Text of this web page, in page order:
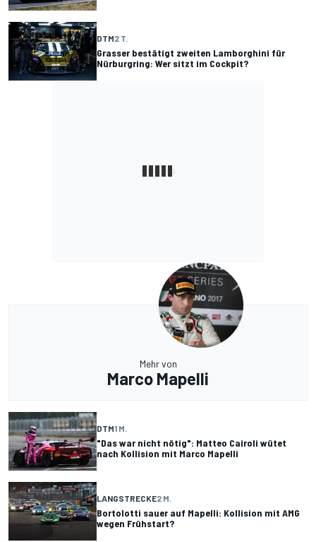
DTM2 T.
Grasser bestätigt zweiten Lamborghini für
Nürburgring: Wer sitzt im Cockpit?
Mehr von
Marco Mapelli
DTM1 M.
"Das war nicht nötig": Matteo Cairoli wütet
nach Kollision mit Marco Mapelli
LANGSTRECKE2 M.
Bortolotti sauer auf Mapelli: Kollision mit AMG
wegen Frühstart?